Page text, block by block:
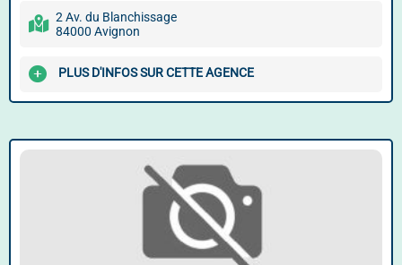
2 Av. du Blanchissage
84000 Avignon
PLUS D'INFOS SUR CETTE AGENCE